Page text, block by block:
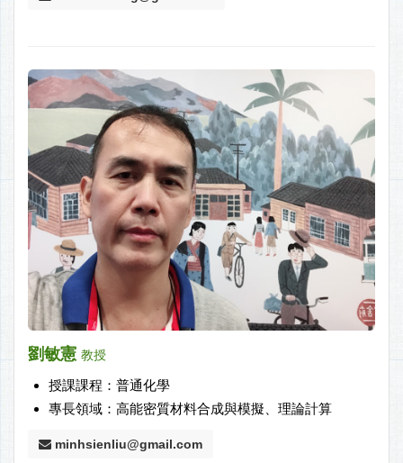
劉敏憲 教授
授課課程：普通化學
專長領域：高能密質材料合成與模擬、理論計算
minhsienliu@gmail.com